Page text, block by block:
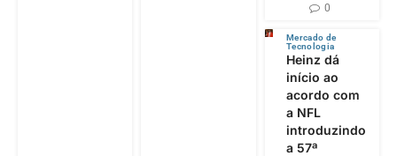
0
Mercado de
Tecnologia
Heinz dá
início ao
acordo com
a NFL
introduzindo
a 57ª